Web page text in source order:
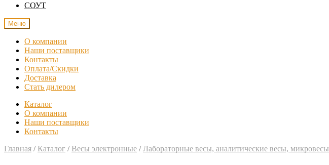
СОУТ
Меню
О компании
Наши поставщики
Контакты
Оплата/Скидки
Доставка
Стать дилером
Каталог
О компании
Наши поставщики
Контакты
Главная / Каталог / Весы электронные /Лабораторные весы, аналитические весы, микровесы